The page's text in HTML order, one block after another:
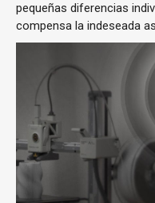
pequeñas diferencias
compensa la indeseada